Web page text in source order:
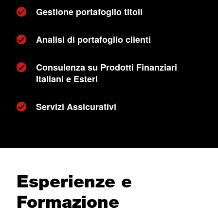
Gestione portafoglio titoli
Analisi di portafoglio clienti
Consulenza su Prodotti Finanziari
Italiani e Esteri
Servizi Assicurativi
Esperienze e
Formazione